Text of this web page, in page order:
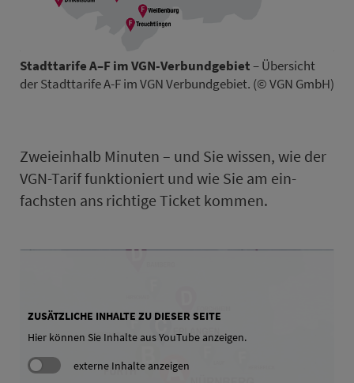
Stadt­ta­rife A–F im VGN-Ver­bund­ge­biet– Übersicht
der Stadt­ta­rife A-F im VGN Ver­bund­ge­biet. (© VGN GmbH)
Zweieinhalb Mi­nu­ten – und Sie wissen, wie der
VGN-Tarif funktioniert und wie Sie am ein­
fachsten ans richtige Ticket kommen.
ZUSÄTZLICHE INHALTE ZU DIESER SEITE
Hier können Sie Inhalte aus YouTube anzeigen.
externe Inhalte anzeigen